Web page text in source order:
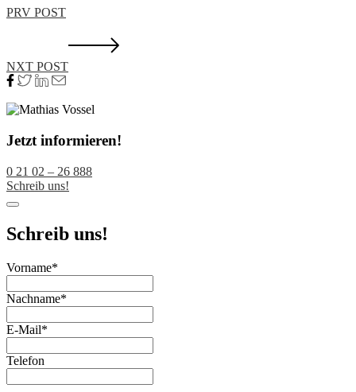
PRV POST
NXT POST
Jetzt informieren!
0 21 02 – 26 888
Schreib uns!
Schreib uns!
Vorname*
Nachname*
E-Mail*
Telefon